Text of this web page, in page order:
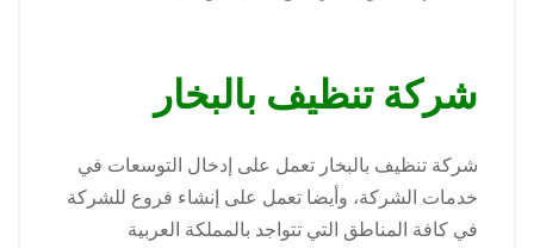
شركة تنظيف بالبخار
شركة تنظيف بالبخار تعمل على إدخال التوسعات في
خدمات الشركة، وأيضا تعمل على إنشاء فروع للشركة
في كافة المناطق التي تتواجد بالمملكة العربية